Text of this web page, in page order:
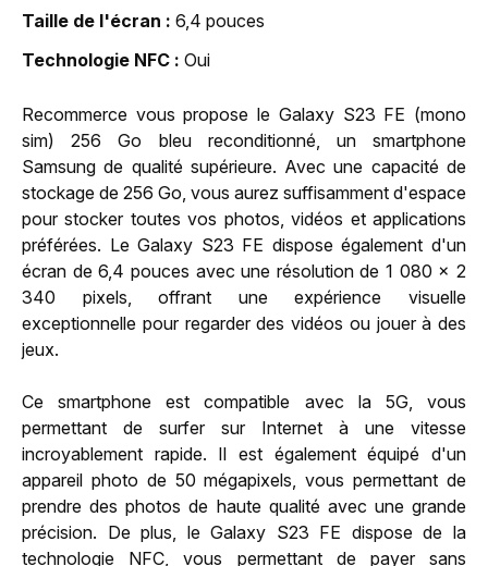
Taille de l'écran
6,4 pouces
Technologie NFC
Oui
Recommerce vous propose le Galaxy S23 FE (mono
sim) 256 Go bleu reconditionné, un smartphone
Samsung de qualité supérieure. Avec une capacité de
stockage de 256 Go, vous aurez suffisamment d'espace
pour stocker toutes vos photos, vidéos et applications
préférées. Le Galaxy S23 FE dispose également d'un
écran de 6,4 pouces avec une résolution de 1 080 x 2
340 pixels, offrant une expérience visuelle
exceptionnelle pour regarder des vidéos ou jouer à des
jeux.
Ce smartphone est compatible avec la 5G, vous
permettant de surfer sur Internet à une vitesse
incroyablement rapide. Il est également équipé d'un
appareil photo de 50 mégapixels, vous permettant de
prendre des photos de haute qualité avec une grande
précision. De plus, le Galaxy S23 FE dispose de la
technologie NFC, vous permettant de payer sans